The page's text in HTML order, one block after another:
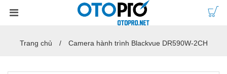
Trang chủ Camera hành trình Blackvue DR590W-2CH